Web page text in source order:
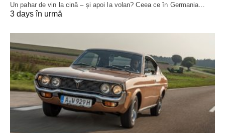
Un pahar de vin la cină – și apoi la volan? Ceea ce în Germania…
3 days în urmă